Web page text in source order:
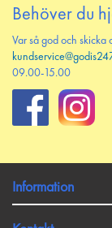
nyhetsbrev
Behöver du
Var så god och skicka
09.00-15.00
Information